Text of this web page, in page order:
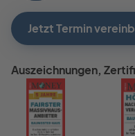
Jetzt Termin
Auszeichnungen,